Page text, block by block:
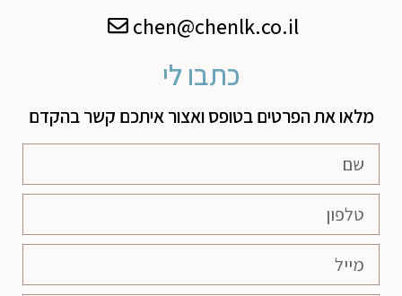
chen@chenlk.co.il
כתבו לי
מלאו את הפרטים בטופס ואצור איתכם קשר בהקדם